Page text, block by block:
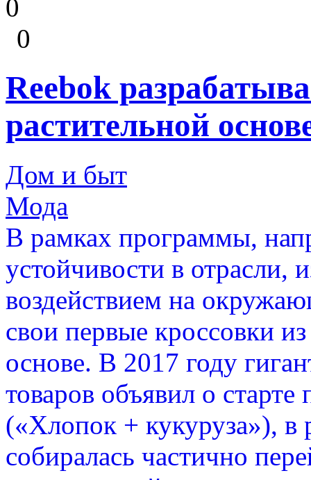
0
0
Reebok
растительной
Дом и быт
Мода
В рамках программы,
устойчивости в отрасли,
воздействием на
свои первые кроссовки
основе. В 2017 году
товаров объявил о
(«Хлопок + кукуруза»), в
собиралась частично